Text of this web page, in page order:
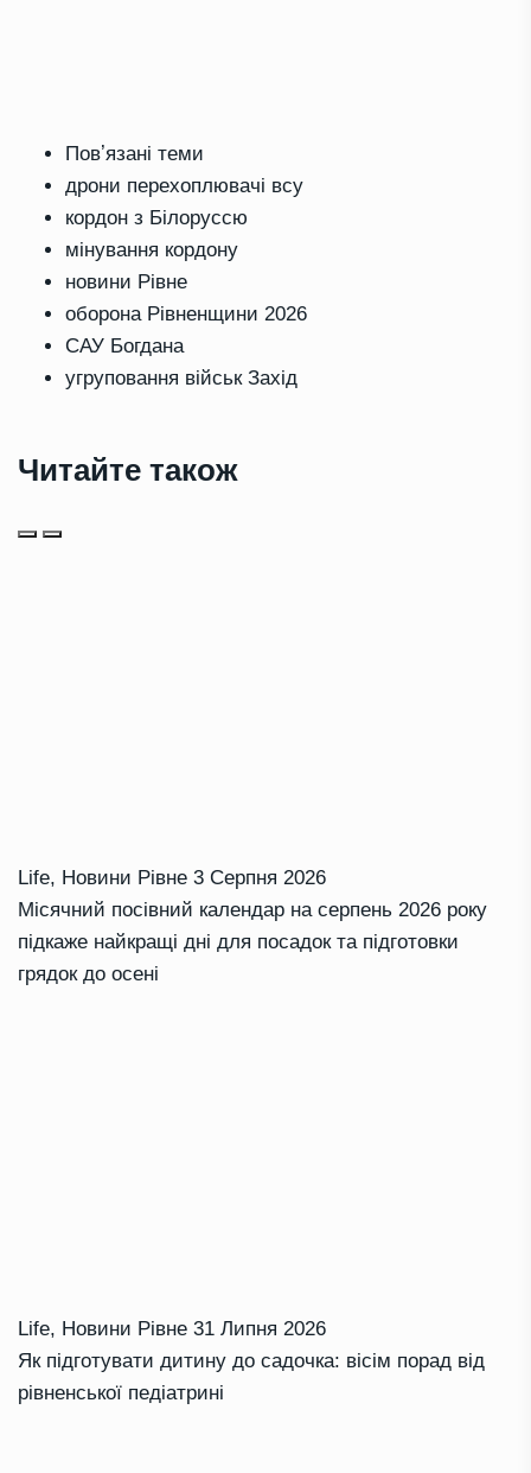
Повʼязані теми
дрони перехоплювачі всу
кордон з Білоруссю
мінування кордону
новини Рівне
оборона Рівненщини 2026
САУ Богдана
угруповання військ Захід
Читайте також
Life, Новини Рівне 3 Серпня 2026
Місячний посівний календар на серпень 2026 року
підкаже найкращі дні для посадок та підготовки
грядок до осені
Life, Новини Рівне 31 Липня 2026
Як підготувати дитину до садочка: вісім порад від
рівненської педіатрині